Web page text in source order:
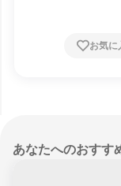
賀県、京都府、大阪府、
歌山県、鳥取県、島根県
お気に
あなたへのおすす